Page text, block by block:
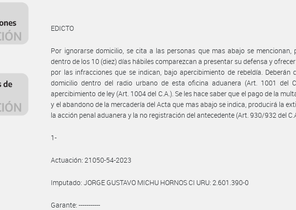
EDICTO
Por ignorarse domicilio, se cita a las personas que mas abajo se mencionan,
dentro de los 10 (diez) días hábiles comparezcan a presentar su defensa y
por las infracciones que se indican, bajo apercibimiento de rebeldía. Deberán
domicilio dentro del radio urbano de esta oficina aduanera (Art. 1001 del
apercibimiento de ley (Art. 1004 del C.A.). Se les hace saber que el pago de la
y el abandono de la mercadería del Acta que mas abajo se indica, producirá la
la acción penal aduanera y la no registración del antecedente (Art. 930/932 del
1-
Actuación: 21050-54-2023
Imputado: JORGE GUSTAVO MICHU HORNOS CI URU: 2.601.390-0
Garante: -----------